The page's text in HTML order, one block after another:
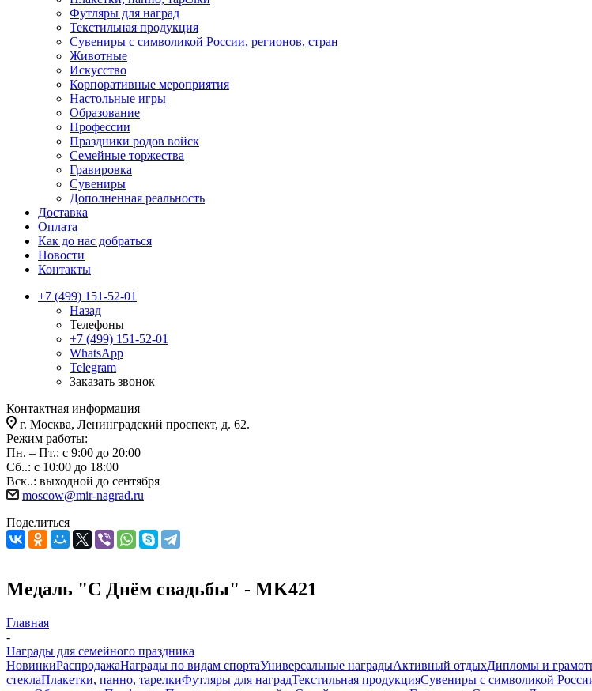
Футляры для наград
Текстильная продукция
Сувениры с символикой России, регионов, стран
Животные
Искусство
Корпоративные мероприятия
Настольные игры
Образование
Профессии
Праздники родов войск
Семейные торжества
Гравировка
Сувениры
Дополненная реальность
Доставка
Оплата
Как до нас добраться
Новости
Контакты
+7 (499) 151-52-01
Назад
Телефоны
+7 (499) 151-52-01
WhatsApp
Telegram
Заказать звонок
Контактная информация
г. Москва, Ленинградский проспект, д. 62.
Режим работы:
Пн. – Пт.: с 9:00 до 20:00
Сб..: с 10:00 до 18:00
Вск..: выходной до сентября
moscow@mir-nagrad.ru
Поделиться
Медаль "С Днём свадьбы" - MK421
Главная
-
Награды для семейного праздника
НовинкиРаспродажаНаграды по видам спортаУниверсальные наградыАктивный отдыхДипломы и
стеклаПлакетки, панно, тарелкиФутляры для наградТекстильная продукцияСувениры с символикой